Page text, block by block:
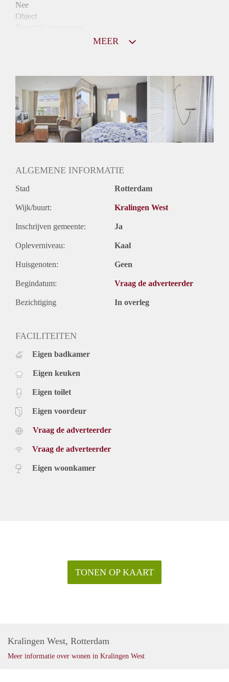
Nee
Object
Huurtoeslag
Niet mogelijk
Inkomen eis
N.V.T.
Huurtermijn
Onbepaalde termijn
MEER
ALGEMENE INFORMATIE
Stad Rotterdam
Wijk/buurt: Kralingen West
Inschrijven gemeente: Ja
Opleverniveau: Kaal
Huisgenoten: Geen
Begindatum: Vraag de adverteerder
Bezichtiging In overleg
FACILITEITEN
Eigen badkamer
Eigen keuken
Eigen toilet
Eigen voordeur
Vraag de adverteerder
Vraag de adverteerder
Eigen woonkamer
TONEN OP KAART
Kralingen West, Rotterdam
Meer informatie over wonen in Kralingen West